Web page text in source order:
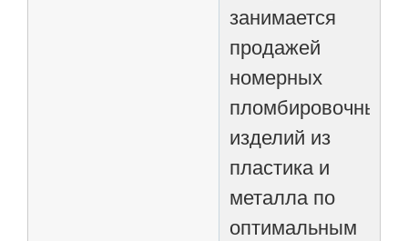
занимается
продажей
номерных
пломбировочных
изделий из
пластика и
металла по
оптимальным